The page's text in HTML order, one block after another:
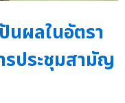
นผลในอัตรา
รประชุมสามัญ